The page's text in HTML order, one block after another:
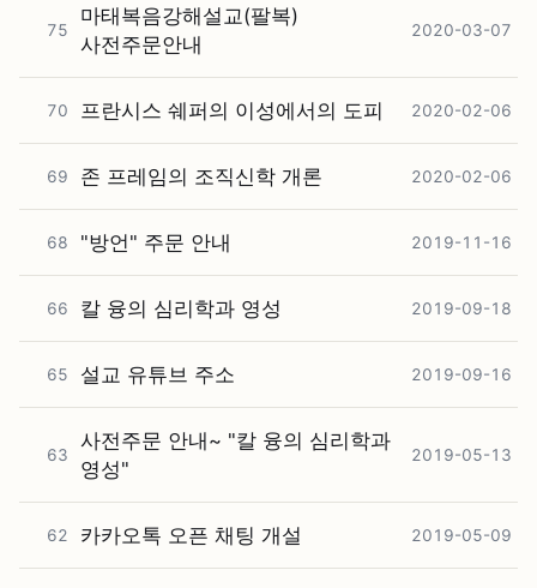
75
마태복음강해설교(팔복)
사전주문안내
2020-03-07
70 프란시스 쉐퍼의 이성에서의 도피 2020-02-06
69 존 프레임의 조직신학 개론 2020-02-06
68 "방언" 주문 안내 2019-11-16
66 칼 융의 심리학과 영성 2019-09-18
65 설교 유튜브 주소 2019-09-16
63
사전주문 안내~ "칼 융의 심리학과
영성"
2019-05-13
62 카카오톡 오픈 채팅 개설 2019-05-09